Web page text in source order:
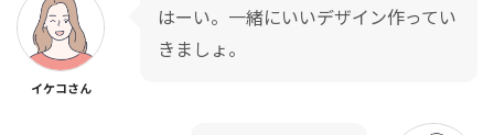
イケコさん
はーい。一緒にいいデザイン作ってい
きましょ。